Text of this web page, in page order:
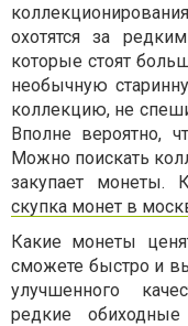
охотятся за
которые стоят
необычную
коллекцию, не
Вполне вероятно,
Можно поискать
закупает монеты.
скупка монет в
Какие монеты
сможете быстро и
улучшенного
редкие